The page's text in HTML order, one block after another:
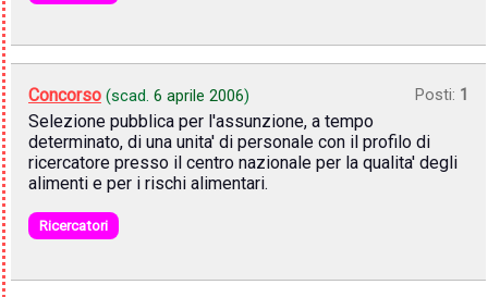
Concorso (scad. 6 aprile 2006) Posti: 1
Selezione pubblica per l'assunzione, a tempo
determinato, di una unita' di personale con il profilo di
ricercatore presso il centro nazionale per la qualita' degli
alimenti e per i rischi alimentari.
Ricercatori